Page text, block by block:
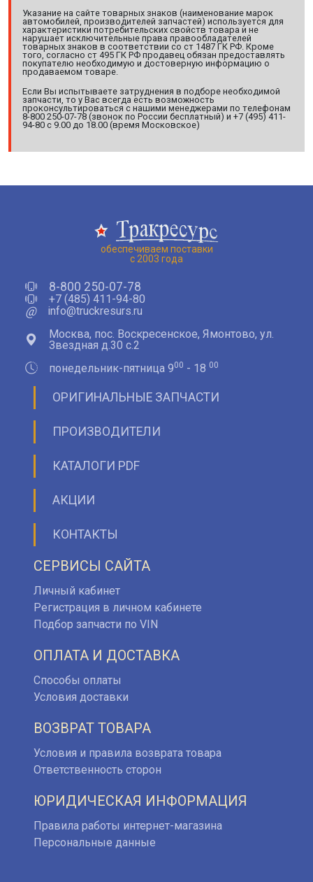
Указание на сайте товарных знаков (наименование марок
автомобилей, производителей запчастей) используется для
характеристики потребительских свойств товара и не
нарушает исключительные права правообладателей
товарных знаков в соответствии со ст 1487 ГК РФ. Кроме
того, согласно ст 495 ГК РФ продавец обязан предоставлять
покупателю необходимую и достоверную информацию о
продаваемом товаре.
Если Вы испытываете затруднения в подборе необходимой
запчасти, то у Вас всегда есть возможность
проконсультироваться с нашими менеджерами по телефонам
8-800 250-07-78 (звонок по России бесплатный) и +7 (495) 411-
94-80 с 9.00 до 18.00 (время Московское)
обеспечиваем поставки
с 2003 года
8-800 250-07-78
+7 (485) 411-94-80
@
info@truckresurs.ru
Москва, пос. Воскресенское, Ямонтово, ул.
Звездная д.30 с.2
понедельник-пятница 900 - 18 00
ОРИГИНАЛЬНЫЕ ЗАПЧАСТИ
ПРОИЗВОДИТЕЛИ
КАТАЛОГИ PDF
АКЦИИ
КОНТАКТЫ
СЕРВИСЫ САЙТА
Личный кабинет
Регистрация в личном кабинете
Подбор запчасти по VIN
ОПЛАТА И ДОСТАВКА
Способы оплаты
Условия доставки
ВОЗВРАТ ТОВАРА
Условия и правила возврата товара
Ответственность сторон
ЮРИДИЧЕСКАЯ ИНФОРМАЦИЯ
Правила работы интернет-магазина
Персональные данные